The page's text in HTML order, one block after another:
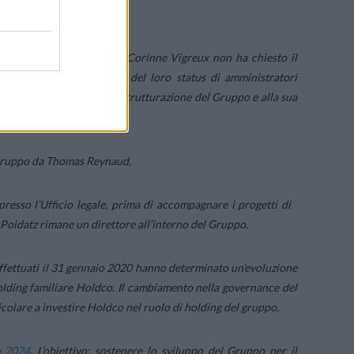
lasciando il Gruppo. Corinne Vigreux non ha chiesto il
hanno raggiunto la fine del loro status di amministratori
visione strategica, alla strutturazione del Gruppo e alla sua
da Thomas Reynaud.
l’Ufficio legale, prima di accompagnare i progetti di
rimane un direttore all’interno del Gruppo.
il ​​31 gennaio 2020 hanno determinato un’evoluzione
familiare Holdco. Il cambiamento nella governance del
a investire Holdco nel ruolo di holding del gruppo.
2024. L’obiettivo: sostenere lo sviluppo del Gruppo per il